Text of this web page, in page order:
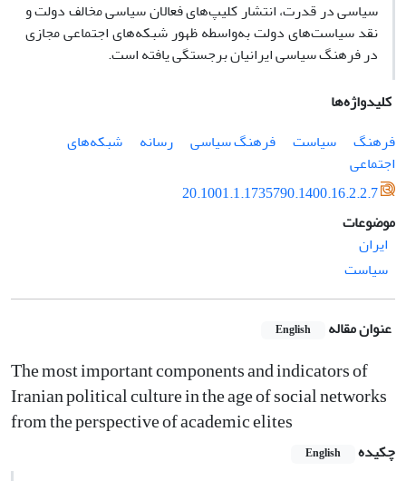
سیاسی در قدرت، انتشار کلیپ‌های فعالان سیاسی مخالف دولت و
نقد سیاست‌های دولت به‌واسطه ظهور شبکه‌های اجتماعی مجازی
در فرهنگ سیاسی ایرانیان برجستگی یافته است.
کلیدواژه‌ها
فرهنگ
سیاست فرهنگ سیاسی رسانه
شبکه‌های
اجتماعی
20.1001.1.1735790.1400.16.2.2.7
موضوعات
ایران
سیاست
عنوان مقاله English
The most important components and indicators of
Iranian political culture in the age of social networks
from the perspective of academic elites
چکیده English